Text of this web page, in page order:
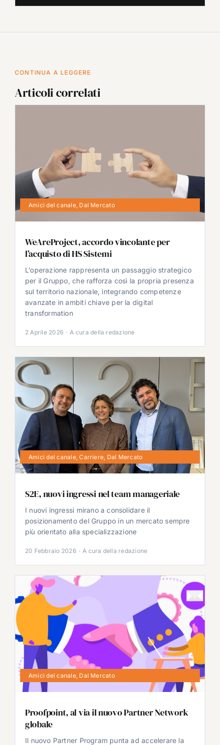
CONTINUA A LEGGERE
Articoli correlati
Amici del canale, Dal Mercato
WeAreProject, accordo vincolante per
l’acquisto di HS Sistemi
L’operazione rappresenta un passaggio strategico
per il Gruppo, che rafforza così la propria presenza
sul territorio nazionale, integrando competenze
avanzate in ambiti chiave per la digital
transformation
2 Aprile 2026 · A cura della redazione
Amici del canale,Carriere Dal Mercato
S2E, nuovi ingressi nel team manageriale
I nuovi ingressi mirano a consolidare il
posizionamento del Gruppo in un mercato sempre
più orientato alla specializzazione
20 Febbraio 2026 · A cura della redazione
Amici del canale, Dal Mercato
Proofpoint, al via il nuovo Partner Network
globale
Il nuovo Partner Program punta ad accelerare la